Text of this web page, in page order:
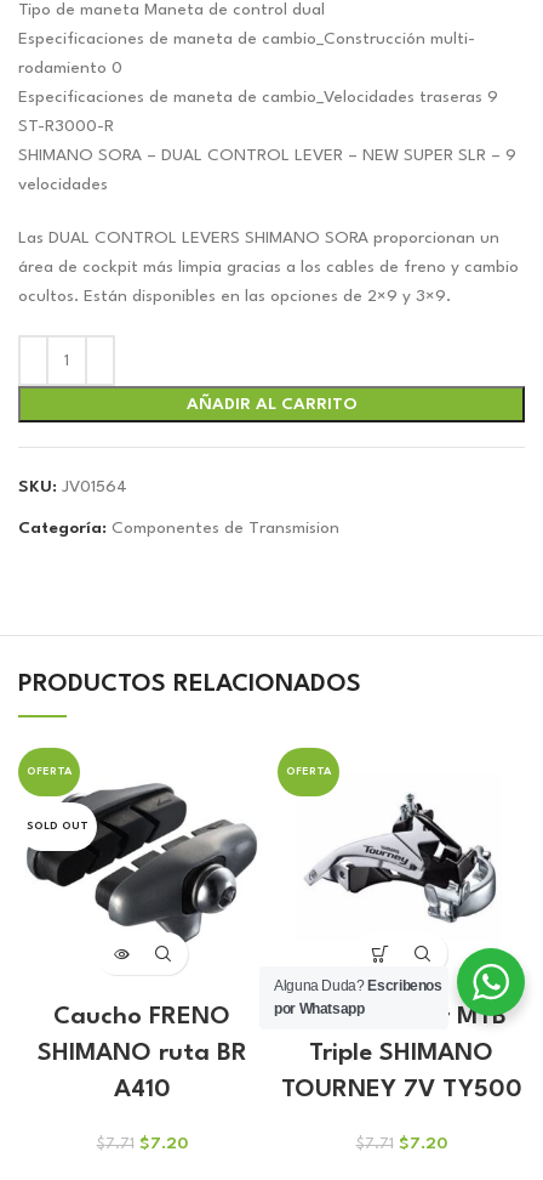
Tipo de maneta Maneta de control dual
Especificaciones de maneta de cambio_Construcción multi-
rodamiento 0
Especificaciones de maneta de cambio_Velocidades traseras 9
ST-R3000-R
SHIMANO SORA – DUAL CONTROL LEVER – NEW SUPER SLR – 9
velocidades
Las DUAL CONTROL LEVERS SHIMANO SORA proporcionan un
área de cockpit más limpia gracias a los cables de freno y cambio
ocultos. Están disponibles en las opciones de 2×9 y 3×9.
AÑADIR AL CARRITO
SKU: JV01564
Categoría: Componentes de Transmision
PRODUCTOS RELACIONADOS
OFERTA
SOLD OUT
Caucho FRENO
SHIMANO ruta BR
A410
$7.71 El
$7.20El
OFERTA
Descarrilador MTB
Triple SHIMANO
TOURNEY 7V TY500
$7.71 El
$7.20El
Alguna Duda? Escribenos
por Whatsapp